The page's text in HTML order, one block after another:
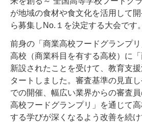
が地域の食材や食文化を活用して
ら募集しNo.１を決定する大会です。
前身の「商業高校フードグランプ
高校（商業科目を有する高校）に
新設されたことを受けて、教育支
タートしました。審査基準の見直
での開催、幅広い業界からの審査
高校フードグランプリ」を通じて
する学びが深くなるよう改善を続け